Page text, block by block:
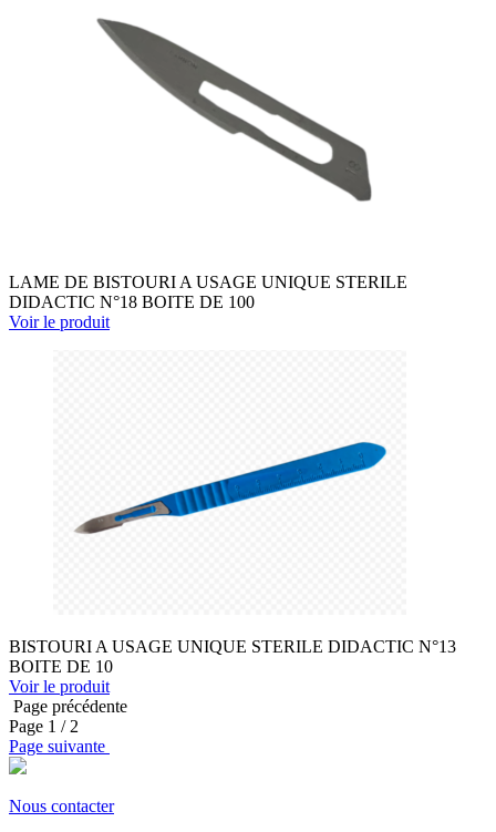
LAME DE BISTOURI A USAGE UNIQUE STERILE
DIDACTIC N°18 BOITE DE 100
Voir le produit
BISTOURI A USAGE UNIQUE STERILE DIDACTIC N°13
BOITE DE 10
Voir le produit
Page précédente
Page 1 / 2
Page suivante
Nous contacter